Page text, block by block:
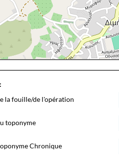
la fouille/de l'opération
toponyme
Chronique